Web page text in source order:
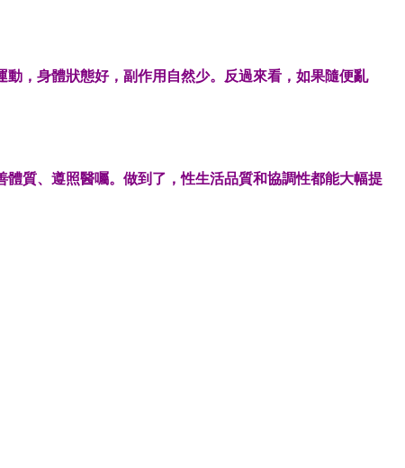
，身體狀態好，副作用自然少。反過來看，如果隨便亂
體質、遵照醫囑。做到了，性生活品質和協調性都能大幅提